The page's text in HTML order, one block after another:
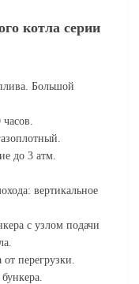
котла серии
Большой
до 3 атм.
вертикальное
с узлом подачи
перегрузки.